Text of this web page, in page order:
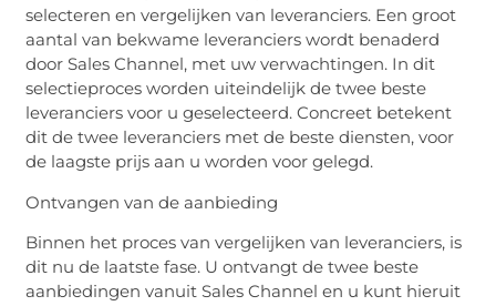
selecteren en vergelijken van leveranciers. Een groot
aantal van bekwame leveranciers wordt benaderd
door Sales Channel, met uw verwachtingen. In dit
selectieproces worden uiteindelijk de twee beste
leveranciers voor u geselecteerd. Concreet betekent
dit de twee leveranciers met de beste diensten, voor
de laagste prijs aan u worden voor gelegd.
Ontvangen van de aanbieding
Binnen het proces van vergelijken van leveranciers, is
dit nu de laatste fase. U ontvangt de twee beste
aanbiedingen vanuit Sales Channel en u kunt hieruit